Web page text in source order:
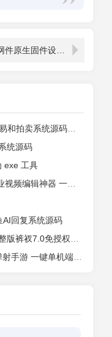
台新增中文后台全部汉化
统源码
exe 工具
神器 一键式AI加持
AI回复系统源码
+万象古城+天威大陆+大唐盛世【站长亲测】
+ GM 后台 + 安卓 iOS 双端带教程